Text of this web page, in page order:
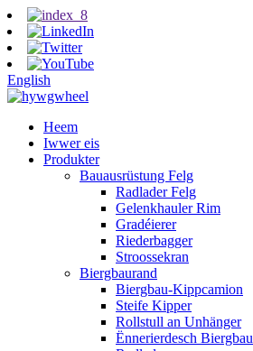
English
Heem
Iwwer eis
Produkter
Bauausrüstung Felg
Radlader Felg
Gelenkhauler Rim
Gradéierer
Riederbagger
Stroossekran
Biergbaurand
Biergbau-Kippcamion
Steife Kipper
Rollstull an Unhänger
Ënnerierdesch Biergbau